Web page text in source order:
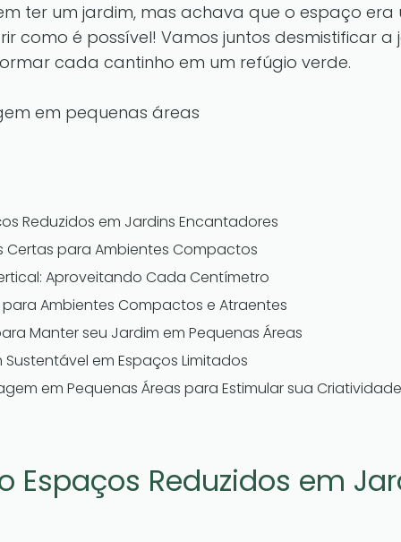
ter um jardim, mas achava que o espaço era
como é possível! Vamos juntos desmistificar
cada cantinho em um refúgio verde.
Reduzidos em Jardins Encantadores
Certas para Ambientes Compactos
Aproveitando Cada Centímetro
Ambientes Compactos e Atraentes
Manter seu Jardim em Pequenas Áreas
em Espaços Limitados
em Pequenas Áreas para Estimular sua Criatividade
Espaços Reduzidos em